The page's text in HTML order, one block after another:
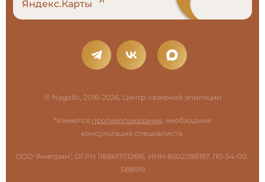
© Nagollo, 2016-2026, Центр лазерной эпиляции
*Имеются противопоказания , необходима
консультация специалиста.
ООО "Аметрин", ОГРН 1188617012616, ИНН 8602288197, Л0-54-00-
588919
Яндекс.Карты